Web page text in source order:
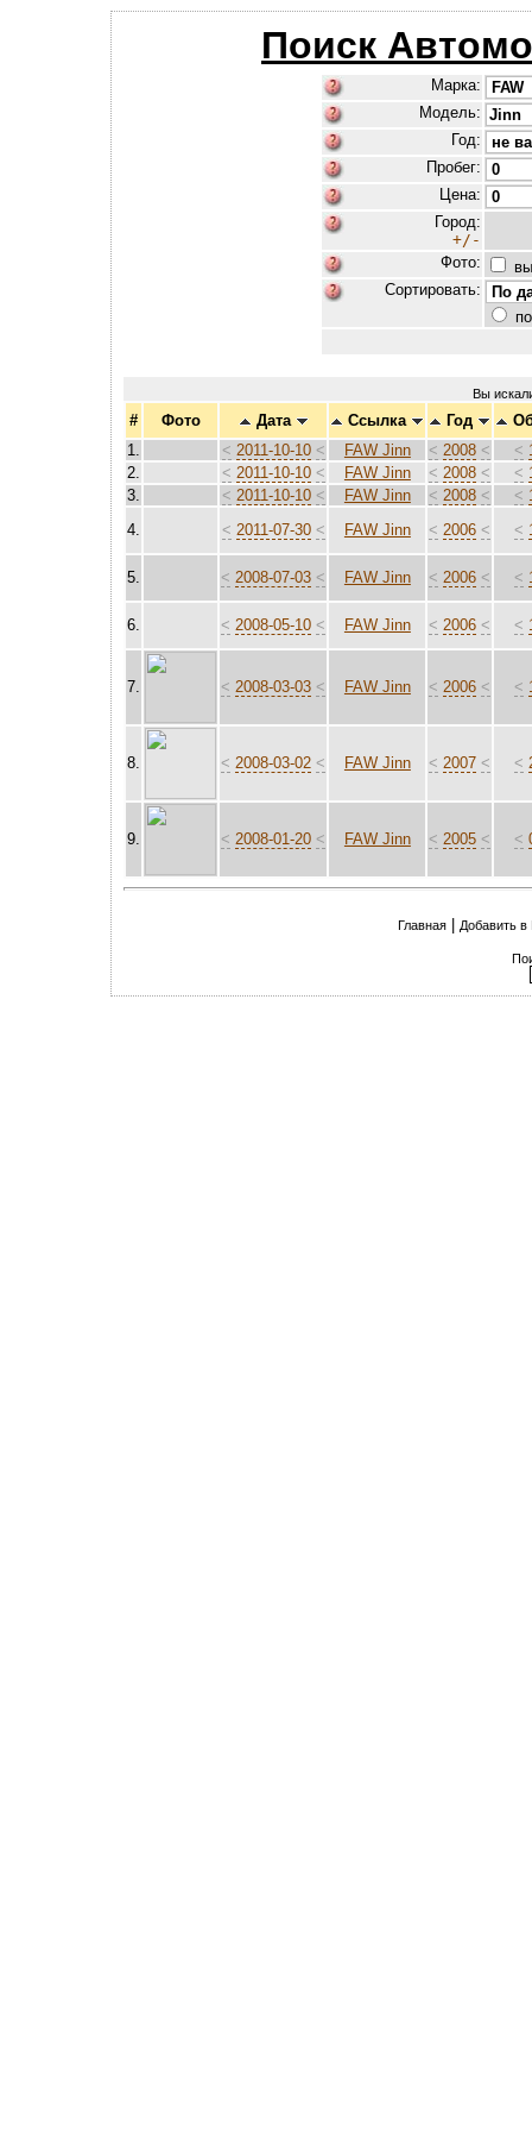
Поиск
Марка:
Модель:
Год:
Пробег:
Цена:
Город:
+/-
Фото:
Сортировать:
Вы
# Фото Дата Ссылка Год
1.
< 2011-10-10 < FAW Jinn < 2008 < <
2.
< 2011-10-10 < FAW Jinn < 2008 < <
3.
< 2011-10-10 < FAW Jinn < 2008 < <
4.
< 2011-07-30 < FAW Jinn < 2006 < <
5. < 2008-07-03 < FAW Jinn < 2006 < <
6. < 2008-05-10 < FAW Jinn < 2006 < <
7. < 2008-03-03 < FAW Jinn < 2006 < <
8. < 2008-03-02 < FAW Jinn < 2007 < <
9. < 2008-01-20 < FAW Jinn < 2005 < <
Главная Добавить в